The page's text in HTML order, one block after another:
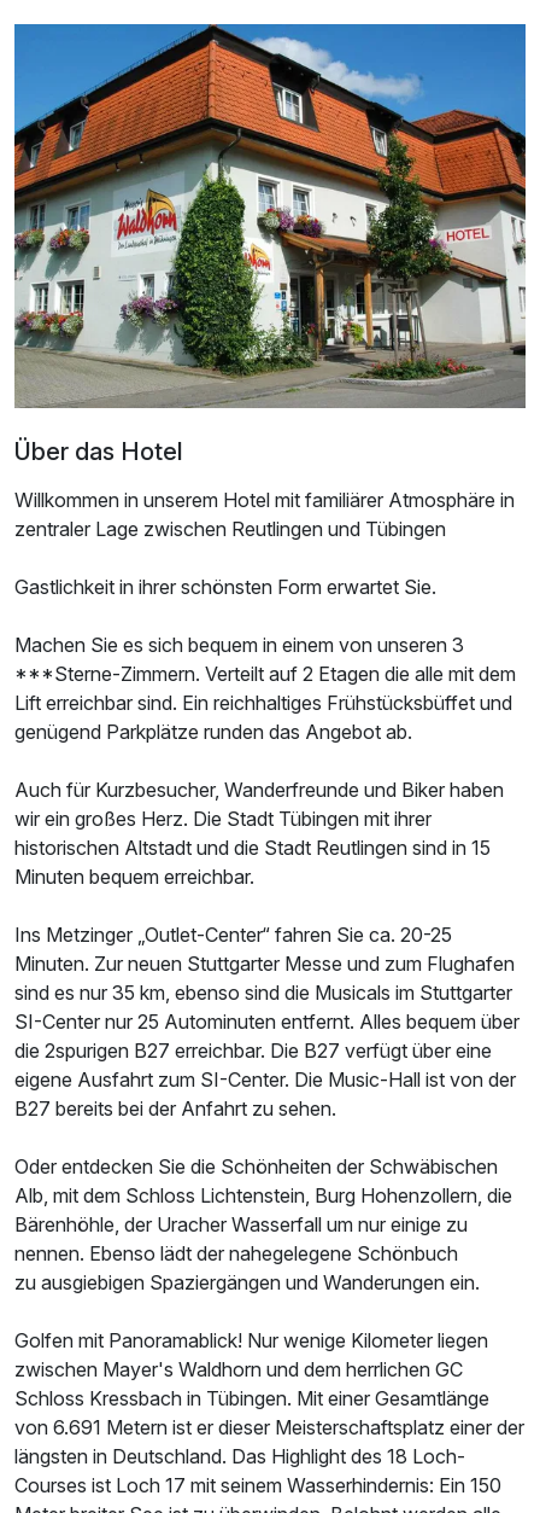
Ausstattung
Zusatznächte
Für 3 Tage p.P. ab210,00 €
Doppelzimmer Standard
Zusatznächte
Für 3 Tage p.P. ab185,00 €
Juniorsuite/n
2 Erwachsene und 2 Kinder
Über das Hotel
Willkommen in unserem Hotel mit familiärer Atmosphäre in
zentraler Lage zwischen Reutlingen und Tübingen
Gastlichkeit in ihrer schönsten Form erwartet Sie.
Machen Sie es sich bequem in einem von unseren 3
***Sterne-Zimmern. Verteilt auf 2 Etagen die alle mit dem
Lift erreichbar sind. Ein reichhaltiges Frühstücksbüffet und
genügend Parkplätze runden das Angebot ab.
Auch für Kurzbesucher, Wanderfreunde und Biker haben
wir ein großes Herz. Die Stadt Tübingen mit ihrer
historischen Altstadt und die Stadt Reutlingen sind in 15
Minuten bequem erreichbar.
Ins Metzinger „Outlet-Center“ fahren Sie ca. 20-25
Minuten. Zur neuen Stuttgarter Messe und zum Flughafen
sind es nur 35 km, ebenso sind die Musicals im Stuttgarter
SI-Center nur 25 Autominuten entfernt. Alles bequem über
die 2spurigen B27 erreichbar. Die B27 verfügt über eine
eigene Ausfahrt zum SI-Center. Die Music-Hall ist von der
B27 bereits bei der Anfahrt zu sehen.
Oder entdecken Sie die Schönheiten der Schwäbischen
Alb, mit dem Schloss Lichtenstein, Burg Hohenzollern, die
Bärenhöhle, der Uracher Wasserfall um nur einige zu
nennen. Ebenso lädt der nahegelegene Schönbuch
zu ausgiebigen Spaziergängen und Wanderungen ein.
Golfen mit Panoramablick! Nur wenige Kilometer liegen
zwischen Mayer's Waldhorn und dem herrlichen GC
Schloss Kressbach in Tübingen. Mit einer Gesamtlänge
von 6.691 Metern ist er dieser Meisterschaftsplatz einer der
längsten in Deutschland. Das Highlight des 18 Loch-
Courses ist Loch 17 mit seinem Wasserhindernis: Ein 150